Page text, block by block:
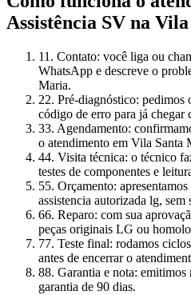
Assistência SV na
11. Contato: você liga ou
WhatsApp e descreve o
Maria.
22. Pré-diagnóstico: pedimos
código de erro para já chegar
33. Agendamento:
o atendimento em Vila Santa
44. Visita técnica: o técnico
testes de componentes e
55. Orçamento:
assistencia autorizada lg, sem
66. Reparo: com sua
peças originais LG ou
77. Teste final: rodamos
antes de encerrar o
88. Garantia e nota:
garantia de 90 dias.